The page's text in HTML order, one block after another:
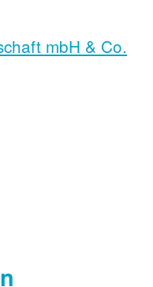
mbH & Co.